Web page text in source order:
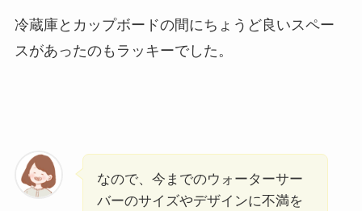
冷蔵庫とカップボードの間にちょうど良いスペー
スがあったのもラッキーでした。
なので、今までのウォーターサー
バーのサイズやデザインに不満を